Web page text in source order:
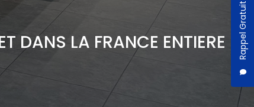
Rappel Gratuit
DANS LA FRANCE ENTIERE